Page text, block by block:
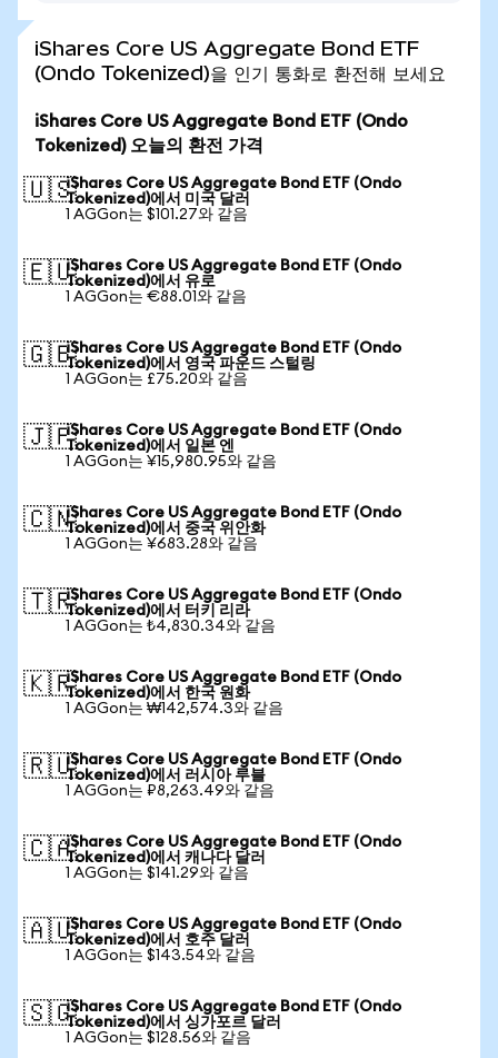
iShares Core US Aggregate Bond ETF
(Ondo Tokenized)을 인기 통화로 환전해 보세요
iShares Core US Aggregate Bond ETF (Ondo
Tokenized) 오늘의 환전 가격
🇺🇸iShares Core US Aggregate Bond ETF (Ondo
Tokenized)에서 미국 달러
1 AGGon는 $101.27와 같음
🇪🇺iShares Core US Aggregate Bond ETF (Ondo
Tokenized)에서 유로
1 AGGon는 €88.01와 같음
🇬🇧iShares Core US Aggregate Bond ETF (Ondo
Tokenized)에서 영국 파운드 스털링
1 AGGon는 £75.20와 같음
🇯🇵iShares Core US Aggregate Bond ETF (Ondo
Tokenized)에서 일본 엔
1 AGGon는 ¥15,980.95와 같음
🇨🇳iShares Core US Aggregate Bond ETF (Ondo
Tokenized)에서 중국 위안화
1 AGGon는 ¥683.28와 같음
🇹🇷iShares Core US Aggregate Bond ETF (Ondo
Tokenized)에서 터키 리라
1 AGGon는 ₺4,830.34와 같음
🇰🇷iShares Core US Aggregate Bond ETF (Ondo
Tokenized)에서 한국 원화
1 AGGon는 ₩142,574.3와 같음
🇷🇺iShares Core US Aggregate Bond ETF (Ondo
Tokenized)에서 러시아 루블
1 AGGon는 ₽8,263.49와 같음
🇨🇦iShares Core US Aggregate Bond ETF (Ondo
Tokenized)에서 캐나다 달러
1 AGGon는 $141.29와 같음
🇦🇺iShares Core US Aggregate Bond ETF (Ondo
Tokenized)에서 호주 달러
1 AGGon는 $143.54와 같음
🇸🇬iShares Core US Aggregate Bond ETF (Ondo
Tokenized)에서 싱가포르 달러
1 AGGon는 $128.56와 같음